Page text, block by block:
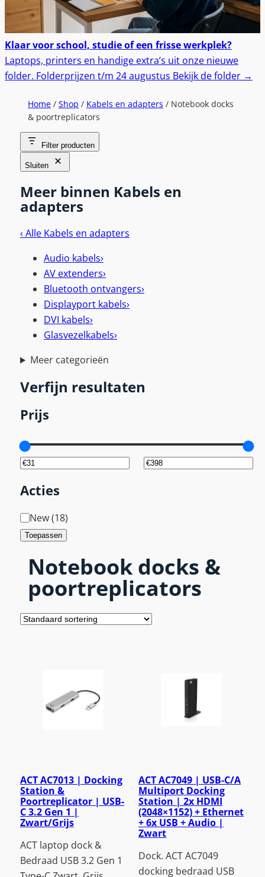
Klaar voor school, studie of een frisse werkplek?
Laptops, printers en handige extra’s uit onze nieuwe
folder. Folderprijzen t/m 24 augustus Bekijk de folder →
Home / Shop / Kabels en adapters / Notebook docks
& poortreplicators
Filter producten
Sluiten
Meer binnen Kabels en
adapters
‹ Alle Kabels en adapters
Audio kabels›
AV extenders›
Bluetooth ontvangers›
Displayport kabels›
DVI kabels›
Glasvezelkabels›
Meer categorieën
Verfijn resultaten
Prijs
Acties
T
a
New(18)
Toepassen
Notebook docks &
poortreplicators
ACT AC7013 | Docking
Station &
Poortreplicator | USB-
C 3.2 Gen 1 |
Zwart/Grijs
ACT laptop dock &
Bedraad USB 3.2 Gen 1
ACT AC7049 | USB-C/A
Multiport Docking
Station | 2x HDMI
(2048×1152) + Ethernet
+ 6x USB + Audio |
Zwart
Dock. ACT AC7049
docking bedraad USB